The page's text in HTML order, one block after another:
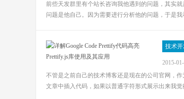
前些天发群里有个站长咨询我他遇到的问题，其实
问题是他自己。因为需要进行分析他的问题，于是
技术
2015-
不管是之前自己的技术博客还是现在的公司官网，
文章中插入代码，如果以普通字符形式展示出来我